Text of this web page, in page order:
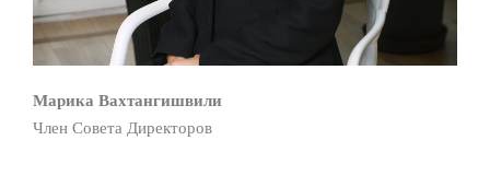
Марика Вахтангишвили
Член Cовета Директоров